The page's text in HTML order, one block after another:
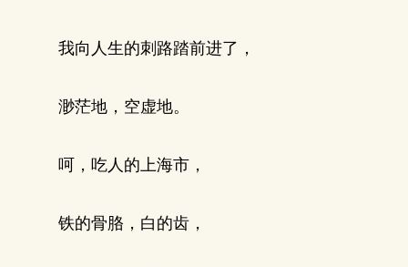
我向人生的刺路踏前进了，
渺茫地，空虚地。
呵，吃人的上海市，
铁的骨胳，白的齿，